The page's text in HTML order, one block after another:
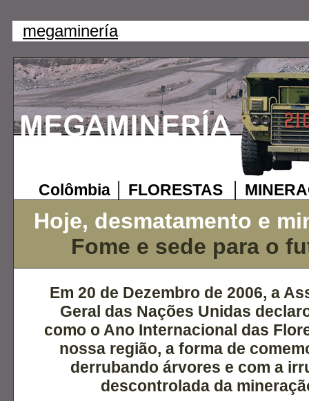
megaminería
Colômbia │ FLORESTAS │
Hoje, desmatamento e
Fome e sede para o
Em 20 de Dezembro de 2006, a
Geral das Nações Unidas
como o Ano Internacional das
nossa região, a forma de
derrubando árvores e com a
descontrolada da